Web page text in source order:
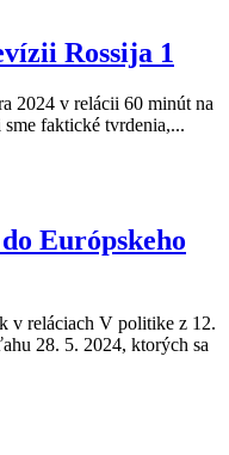
Rossija 1
2024 v relácii 60 minút na
faktické tvrdenia,...
Európskeho
v reláciach V politike z 12.
28. 5. 2024, ktorých sa